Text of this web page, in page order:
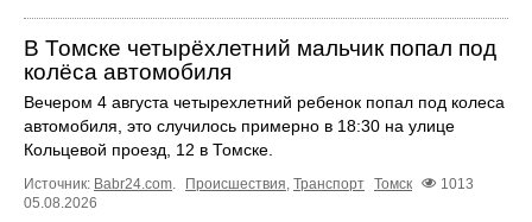
В Томске четырёхлетний мальчик попал под
колёса автомобиля
Вечером 4 августа четырехлетний ребенок попал под колеса
автомобиля, это случилось примерно в 18:30 на улице
Кольцевой проезд, 12 в Томске.
Источник: Babr24.com Происшествия Транспорт Томск
1013
05.08.2026